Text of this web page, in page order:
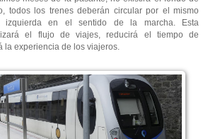
todos los trenes deberán circular por el mismo
en el sentido de la marcha. Esta
el flujo de viajes, reducirá el tiempo de
la experiencia de los viajeros.